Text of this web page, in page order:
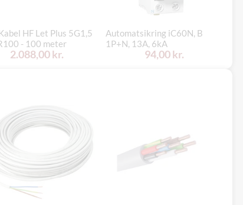
HF Let Plus 5G1,5
- 100 meter
2.088,00 kr.
Automatsikring iC60N, B
1P+N, 13A, 6kA
94,00 kr.